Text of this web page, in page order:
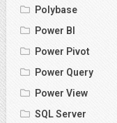
Polybase
Power BI
Power Pivot
Power Query
Power View
SQL Server